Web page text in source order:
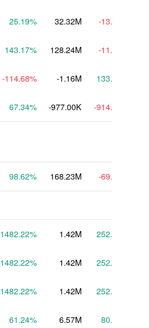
25.19% 32.32M -13.60
143.17% 128.24M -11.19
-114.68% -1.16M 133.91
67.34% -977.00K -914.95
98.62% 168.23M -69.05
1482.22% 1.42M 252.81
1482.22% 1.42M 252.81
1482.22% 1.42M 252.81
61.24% 6.57M 80.90